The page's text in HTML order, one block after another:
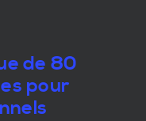
de 80
pour